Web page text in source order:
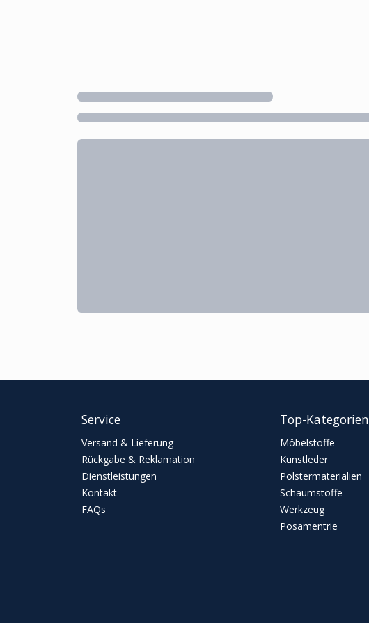
Service
Versand & Lieferung
Rückgabe & Reklamation
Dienstleistungen
Kontakt
FAQs
Top-Kategorien
Möbelstoffe
Kunstleder
Polstermaterialien
Schaumstoffe
Werkzeug
Posamentrie